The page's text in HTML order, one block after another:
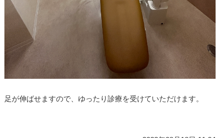
足が伸ばせますので、ゆったり診療を受けていただけます。